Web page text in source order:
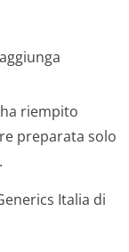
riempito
preparata solo
Italia di